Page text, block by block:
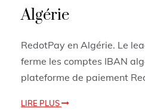
Algérie
RedotPay en Algérie. Le
ferme les comptes IBAN
plateforme de paiement
LIRE PLUS